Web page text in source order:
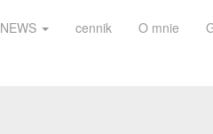
NEWS cennik O mnie